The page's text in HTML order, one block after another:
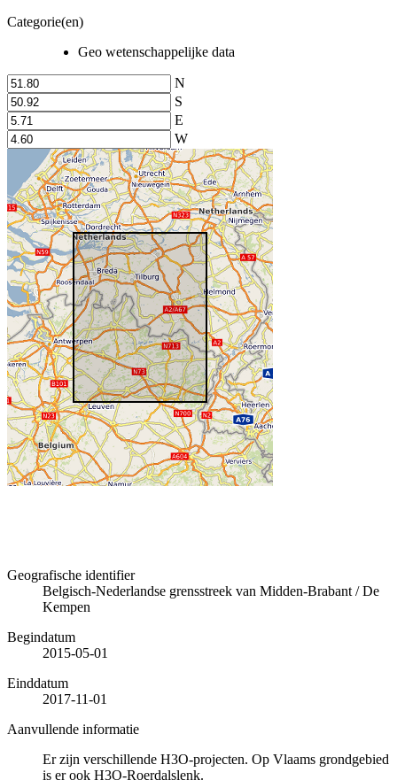
Categorie(en)
Geo wetenschappelijke data
N
S
E
W
Geografische identifier
Belgisch-Nederlandse grensstreek van Midden-Brabant / De
Kempen
Begindatum
2015-05-01
Einddatum
2017-11-01
Aanvullende informatie
Er zijn verschillende H3O-projecten. Op Vlaams grondgebied
is er ook H3O-Roerdalslenk.